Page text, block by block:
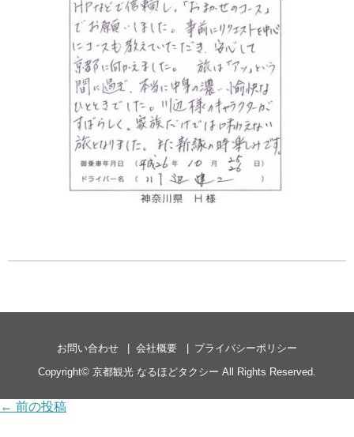
お問い合わせ 会社概要
プライバシーポリシー
Copyright© 京都観光 なるほどタクシー All Rights Reserved.
← 前の投稿